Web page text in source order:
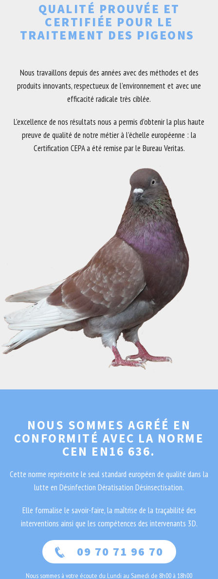
QUALITÉ PROUVÉE ET
CERTIFIÉE POUR LE
TRAITEMENT DES PIGEONS
Nous travaillons depuis des années avec des méthodes et des
produits innovants, respectueux de l’environnement et avec une
efficacité radicale très ciblée.
L’excellence de nos résultats nous a permis d’obtenir la plus haute
preuve de qualité de notre métier à l’échelle européenne : la
Certification CEPA a été remise par le Bureau Veritas.
NOUS SOMMES AGRÉÉ EN
CONFORMITÉ AVEC LA NORME
CEN EN16 636.
Cette norme représente le seul standard européen de qualité dans la
lutte en Désinfection Dératisation Désinsectisation.
Elle formalise le savoir-faire, la maîtrise de la traçabilité des
interventions ainsi que les compétences des intervenants 3D.
09 70 71 96 70
Nous sommes à votre écoute du Lundi au Samedi de 8h00 à 18h00